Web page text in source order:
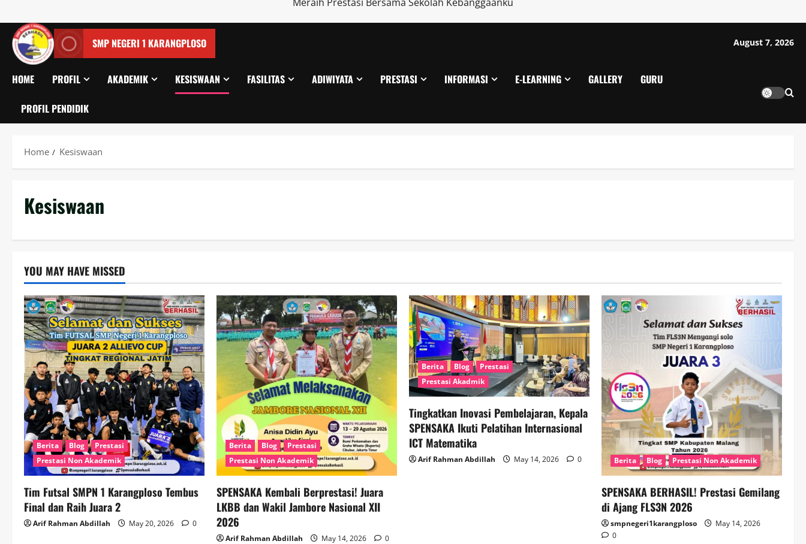
SMP NEGERI 1 KARANGPLOSO
HOME PROFIL AKADEMIK KESISWAAN FASILITAS ADIWIYATA PRESTASI INFORMASI E-LEARNING GALLERY GURU
PROFIL PENDIDIK
August 7, 2026
Home Kesiswaan
Kesiswaan
YOU MAY HAVE MISSED
Berita Blog
Prestasi
Prestasi Non Akademik
Tim Futsal SMPN 1 Karangploso Tembus
Final dan Raih Juara 2
Arif Rahman Abdillah May 20, 2026 0
Berita Blog
Prestasi
Prestasi Non Akademik
SPENSAKA Kembali Berprestasi! Juara
LKBB dan Wakil Jambore Nasional XII
2026
Arif Rahman Abdillah May 14, 2026 0
Berita Blog
Prestasi
Prestasi Akadmik
Tingkatkan Inovasi Pembelajaran, Kepala
SPENSAKA Ikuti Pelatihan Internasional
ICT Matematika
Arif Rahman Abdillah May 14, 2026 0 Berita Blog Prestasi Non Akademik
SPENSAKA BERHASIL! Prestasi Gemilang
di Ajang FLS3N 2026
smpnegeri1karangploso
May 14, 2026
0